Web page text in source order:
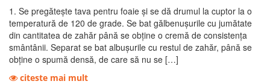
1. Se pregăteşte tava pentru foaie şi se dă drumul la cuptor la o
temperatură de 120 de grade. Se bat gălbenuşurile cu jumătate
din cantitatea de zahăr până se obţine o cremă de consistenţa
smântânii. Separat se bat albuşurile cu restul de zahăr, până se
obţine o spumă densă, de care să nu se […]
citeste mai mult